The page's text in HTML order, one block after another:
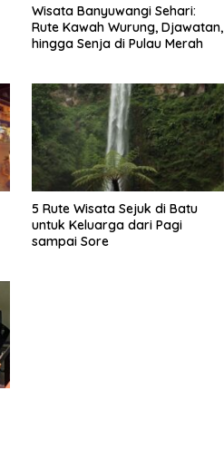
Wisata Banyuwangi Sehari:
Rute Kawah Wurung, Djawatan,
hingga Senja di Pulau Merah
5 Rute Wisata Sejuk di Batu
untuk Keluarga dari Pagi
sampai Sore